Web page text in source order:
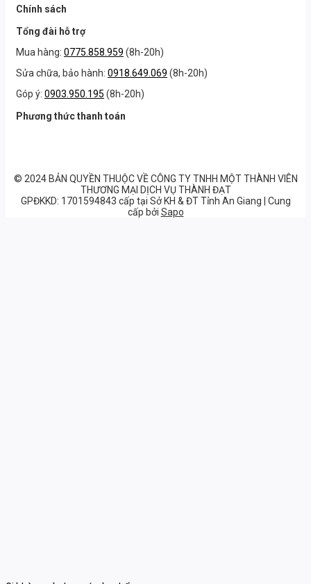
Chính sách
Tổng đài hỗ trợ
Mua hàng: 0775.858.959 (8h-20h)
Sửa chữa, bảo hành: 0918.649.069 (8h-20h)
Góp ý: 0903.950.195 (8h-20h)
Phương thức thanh toán
© 2024 BẢN QUYỀN THUỘC VỀ CÔNG TY TNHH MỘT THÀNH VIÊN
THƯƠNG MẠI DỊCH VỤ THÀNH ĐẠT
GPĐKKD: 1701594843 cấp tại Sở KH & ĐT Tỉnh An Giang | Cung
cấp bởi Sapo